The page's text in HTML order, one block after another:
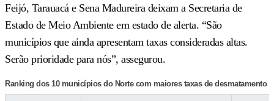
Feijó, Tarauacá e Sena Madureira deixam a Secretaria de
Estado de Meio Ambiente em estado de alerta. “São
municípios que ainda apresentam taxas consideradas altas.
Serão prioridade para nós”, assegurou.
Ranking dos 10 municípios do Norte com maiores taxas de desmatamento